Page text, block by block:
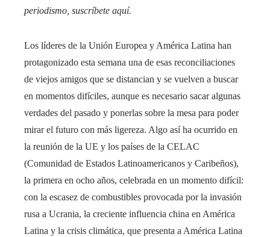
periodismo, suscríbete aquí.
Los líderes de la Unión Europea y América Latina han
protagonizado esta semana una de esas reconciliaciones
de viejos amigos que se distancian y se vuelven a buscar
en momentos difíciles, aunque es necesario sacar algunas
verdades del pasado y ponerlas sobre la mesa para poder
mirar el futuro con más ligereza. Algo así ha ocurrido en
la reunión de la UE y los países de la CELAC
(Comunidad de Estados Latinoamericanos y Caribeños),
la primera en ocho años, celebrada en un momento difícil:
con la escasez de combustibles provocada por la invasión
rusa a Ucrania, la creciente influencia china en América
Latina y la crisis climática, que presenta a América Latina